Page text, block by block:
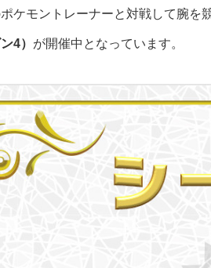
ケモントレーナーと対戦して腕を
4） が開催中となっています。